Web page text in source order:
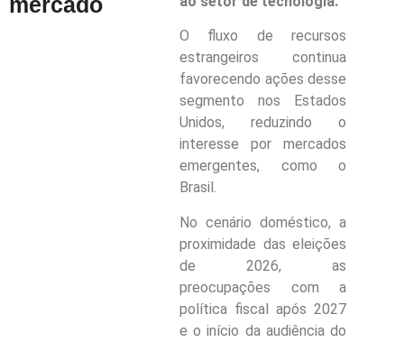
O fluxo de recursos
estrangeiros continua
favorecendo ações desse
segmento nos Estados
Unidos, reduzindo o
interesse por mercados
emergentes, como o
Brasil.
No cenário doméstico, a
proximidade das eleições
de 2026, as
preocupações com a
política fiscal após 2027
e o início da audiência do